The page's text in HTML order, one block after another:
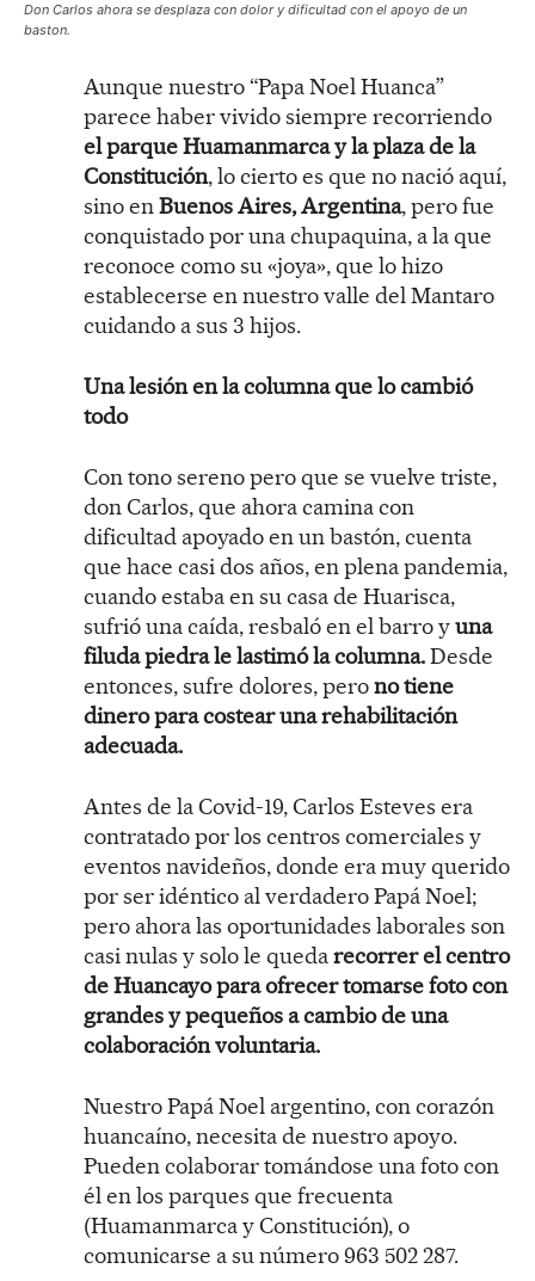
Don Carlos ahora se desplaza con dolor y dificultad con el apoyo de un
baston.
Aunque nuestro “Papa Noel Huanca”
parece haber vivido siempre recorriendo
el parque Huamanmarca y la plaza de la
Constitución, lo cierto es que no nació aquí,
sino enBuenos Aires, Argentina, pero fue
conquistado por una chupaquina, a la que
reconoce como su «joya», que lo hizo
establecerse en nuestro valle del Mantaro
cuidando a sus 3 hijos.
Una lesión en la columna que lo cambió
todo
Con tono sereno pero que se vuelve triste,
don Carlos, que ahora camina con
dificultad apoyado en un bastón, cuenta
que hace casi dos años, en plena pandemia,
cuando estaba en su casa de Huarisca,
sufrió una caída, resbaló en el barro yuna
filuda piedra le lastimó la columna.Desde
entonces, sufre dolores, perono tiene
dinero para costear una rehabilitación
adecuada.
Antes de la Covid-19, Carlos Esteves era
contratado por los centros comerciales y
eventos navideños, donde era muy querido
por ser idéntico al verdadero Papá Noel;
pero ahora las oportunidades laborales son
casi nulas y solo le quedarecorrer el centro
de Huancayo para ofrecer tomarse foto con
grandes y pequeños a cambio de una
colaboración voluntaria.
Nuestro Papá Noel argentino, con corazón
huancaíno, necesita de nuestro apoyo.
Pueden colaborar tomándose una foto con
él en los parques que frecuenta
(Huamanmarca y Constitución), o
comunicarse a su número 963 502 287.